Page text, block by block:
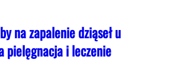
na zapalenie dziąseł u
pielęgnacja i leczenie